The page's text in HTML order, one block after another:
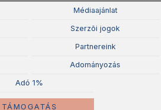
Médiaajánlat
Szerzõi jogok
Partnereink
Adományozás
Adó 1%
TÁMOGATÁS